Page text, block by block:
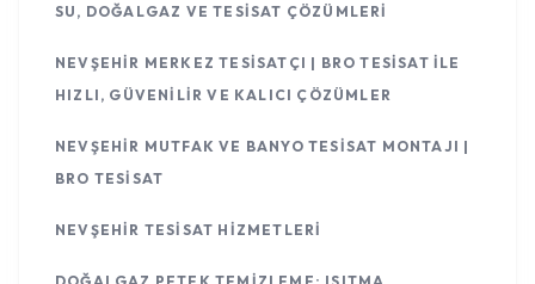
SU, DOĞALGAZ VE TESISAT ÇÖZÜMLERI
NEVŞEHIR MERKEZ TESISATÇI | BRO TESISAT ILE
HIZLI, GÜVENILIR VE KALICI ÇÖZÜMLER
NEVŞEHIR MUTFAK VE BANYO TESISAT MONTAJI |
BRO TESISAT
NEVŞEHIR TESISAT HIZMETLERI